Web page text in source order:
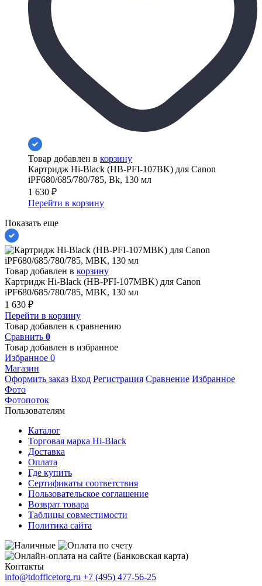
Товар добавлен в корзину
Картридж Hi-Black (HB-PFI-107BK) для Canon
iPF680/685/780/785, Bk, 130 мл
1 630 ₽
Перейти в корзину
Показать еще
Товар добавлен в корзину
Картридж Hi-Black (HB-PFI-107MBK) для Canon
iPF680/685/780/785, MBK, 130 мл
1 630 ₽
Перейти в корзину
Товар добавлен к сравнению
Сравнить 0
Товар добавлен в избранное
Избранное 0
Магазин
Оформить заказ Вход Регистрация Сравнение Избранное
Фото
Фотопоток
Пользователям
Каталог
Торговая марка Hi-Black
Доставка
Оплата
Где купить
Сертификаты соответствия
Пользовательское соглашение
Возврат товара
Таблицы совместимости
Политика сайта
Контакты
info@tdofficetorg.ru +7 (495) 477-56-25